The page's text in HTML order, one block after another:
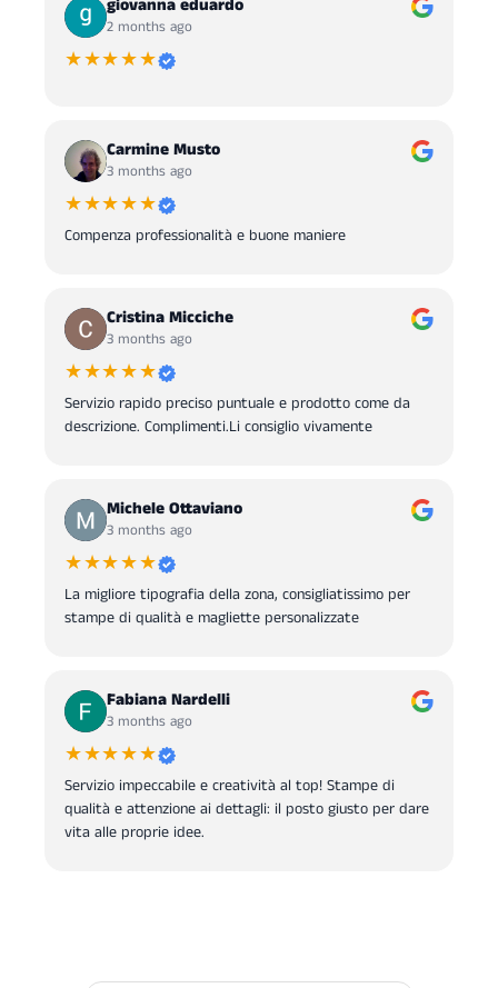
giovanna eduardo
2 months ago
★★★★★
Carmine Musto
3 months ago
★★★★★
Compenza professionalità e buone maniere
Cristina Micciche
3 months ago
★★★★★
Servizio rapido preciso puntuale e prodotto come da
descrizione. Complimenti.Li consiglio vivamente
Michele Ottaviano
3 months ago
★★★★★
La migliore tipografia della zona, consigliatissimo per
stampe di qualità e magliette personalizzate
Fabiana Nardelli
3 months ago
★★★★★
Servizio impeccabile e creatività al top! Stampe di
qualità e attenzione ai dettagli: il posto giusto per dare
vita alle proprie idee.